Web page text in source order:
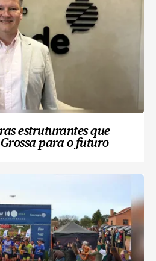
estruturantes que
para o futuro